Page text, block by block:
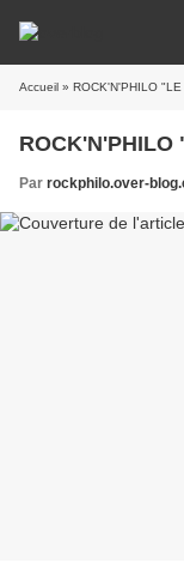
Accueil » ROCK'N'PHILO
ROCK'N'PHILO
Par rockphilo.over-